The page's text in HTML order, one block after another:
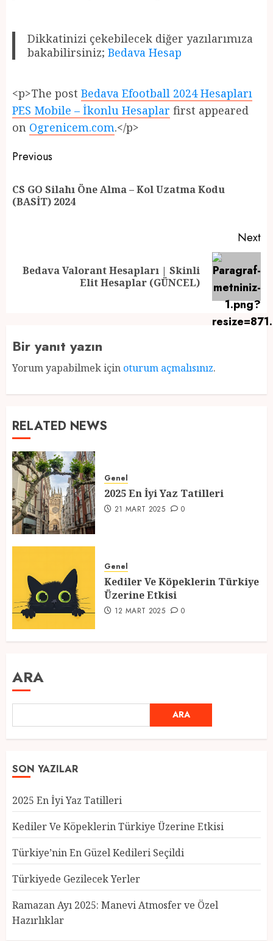
Dikkatinizi çekebilecek diğer yazılarımıza
bakabilirsiniz;Bedava Hesap
<p>The post Bedava Efootball 2024 Hesapları
PES Mobile – İkonlu Hesaplar first appeared
on Ogrenicem.com.</p>
Post
navigation
Previous
CS GO Silahı Öne Alma – Kol Uzatma Kodu
(BASİT) 2024
Next
Next
Bedava Valorant Hesapları | Skinli
Elit Hesaplar (GÜNCEL)
Bir yanıt yazın
Yorum yapabilmek için oturum açmalısınız.
RELATED NEWS
Genel
2025 En İyi Yaz Tatilleri
21 MART 2025 0
Genel
Kediler Ve Köpeklerin Türkiye
Üzerine Etkisi
12 MART 2025 0
ARA
ARA
SON YAZILAR
2025 En İyi Yaz Tatilleri
Kediler Ve Köpeklerin Türkiye Üzerine Etkisi
Türkiye’nin En Güzel Kedileri Seçildi
Türkiyede Gezilecek Yerler
Ramazan Ayı 2025: Manevi Atmosfer ve Özel
Hazırlıklar
Türkiye’nin En Güzel Kedileri
Seçildi
12 MART 2025